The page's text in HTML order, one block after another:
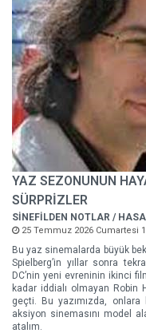
YAZ SEZONUNUN
SÜRPRİZLER
SİNEFİLDEN NOTLAR /
25 Temmuz 2026 Cumartesi
Bu yaz sinemalarda büyük
Spielberg’in yıllar sonra
DC’nin yeni evreninin ikinci
kadar iddialı olmayan Robin
geçti. Bu yazımızda,
aksiyon sinemasını model
atalım.